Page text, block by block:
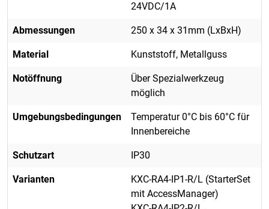
24VDC/1A
Abmessungen 250 x 34 x 31mm (LxBxH)
Material Kunststoff, Metallguss
Notöffnung
Über Spezialwerkzeug
möglich
Umgebungsbedingungen
Temperatur 0°C bis 60°C für
Innenbereiche
Schutzart IP30
Varianten
KXC-RA4-IP1-R/L (StarterSet
mit AccessManager)